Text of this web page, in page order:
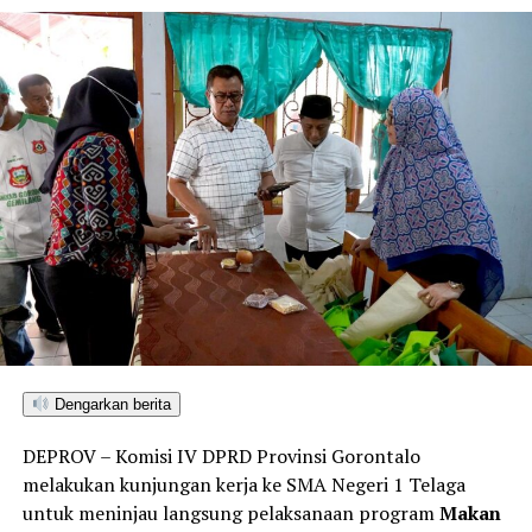
menyampaikandukungan penuh DPRDterhadap
program pemerintah dalam memperkuat ketahanan
pangan nasional, khususnya melaluipeningkatan
produksi jagung sebagai komoditas unggulan
daerah.
Hamzah menegaskan bahwa DPRD berkomitmen untuk
terus bersinergi denganpemerintah pusat,
pemerintah daerah, TNI–Polri, serta parapetanidemi
tercapainya target swasembada pangan nasional.
“Program ini tidak hanya memperkuat ketahanan
pangan, tetapi juga meningkatkan kesejahteraan petani
dan mendorong pertumbuhan ekonomi daerah,” ujarnya
di sela kegiatan.
Meeting,Kapolri Jenderal Polisi Drs. Listyo Sigit
Prabowo, M.Simenjelaskan bahwa penanaman jagung
serentak ini merupakantindak lanjut arahan Presiden
Dengarkan berita
DEPROV – Komisi IV DPRD Provinsi Gorontalo
melakukan kunjungan kerja ke SMA Negeri 1 Telaga
untuk meninjau langsung pelaksanaan programMakan